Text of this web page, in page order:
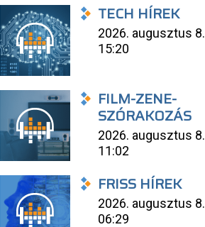
TECH HÍREK
2026. augusztus 8.
15:20
FILM-ZENE-
SZÓRAKOZÁS
2026. augusztus 8.
11:02
FRISS HÍREK
2026. augusztus 8.
06:29